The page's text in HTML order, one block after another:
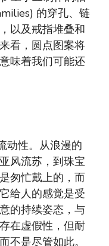
的穿孔、链
以及戒指堆叠和
看，圆点图案将
味着我们可能还
动性。从浪漫的
风流苏，到珠宝
匆忙戴上的，而
给人的感觉是受
的持续姿态，与
在虚假性，但耐
不是尽管如此。